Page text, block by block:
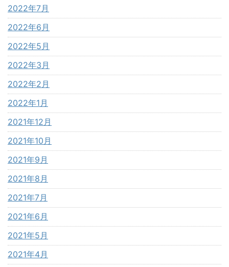
2022年7月
2022年6月
2022年5月
2022年3月
2022年2月
2022年1月
2021年12月
2021年10月
2021年9月
2021年8月
2021年7月
2021年6月
2021年5月
2021年4月